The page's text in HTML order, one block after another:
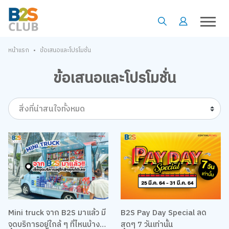
หน้าแรก • ข้อเสนอและโปรโมชั่น
ข้อเสนอและโปรโมชั่น
สิ่งที่น่าสนใจทั้งหมด
Mini truck จาก B2S มาแล้ว มี
จุดบริการอยู่ใกล้ ๆ ที่ไหนบ้าง
B2S Pay Day Special ลด
สุดๆ 7 วันเท่านั้น